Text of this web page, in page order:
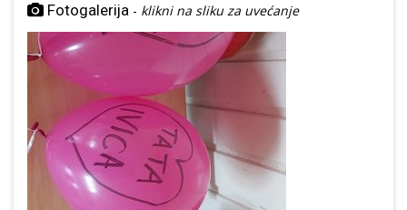
Fotogalerija - klikni na sliku za uvećanje